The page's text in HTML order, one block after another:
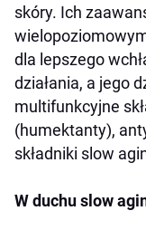
skóry. Ich
dla lepszego
działania, a jego
multifunkcyjne
(humektanty),
składniki slow
W duchu slow